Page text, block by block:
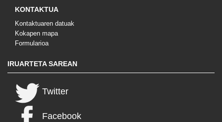
KONTAKTUA
Kontaktuaren datuak
Kokapen mapa
Formularioa
IRUARTETA SAREAN
Twitter
Facebook